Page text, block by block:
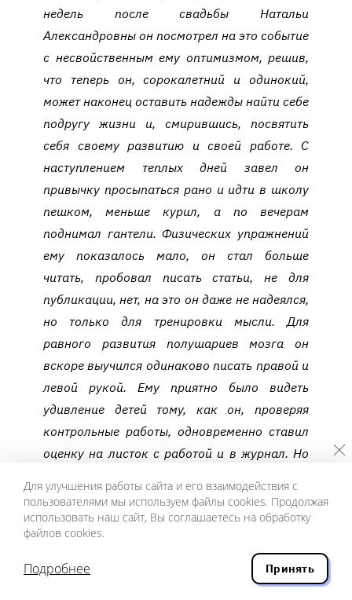
недель после свадьбы Натальи
Александровны он посмотрел на это событие
с несвойственным ему оптимизмом, решив,
что теперь он, сорокалетний и одинокий,
может наконец оставить надежды найти себе
подругу жизни и, смирившись, посвятить
себя своему развитию и своей работе. С
наступлением теплых дней завел он
привычку просыпаться рано и идти в школу
пешком, меньше курил, а по вечерам
поднимал гантели. Физических упражнений
ему показалось мало, он стал больше
читать, пробовал писать статьи, не для
публикации, нет, на это он даже не надеялся,
но только для тренировки мысли. Для
равного развития полушариев мозга он
вскоре выучился одинаково писать правой и
левой рукой. Ему приятно было видеть
удивление детей тому, как он, проверяя
контрольные работы, одновременно ставил
оценку на листок с работой и в журнал. Но
Заканчивался май, начиналась последняя
неделя школьных занятий. В классе было
душно и светло, от духоты не спасали
Для улучшения работы сайта и его взаимодействия с
пользователями мы используем файлы cookies. Продолжая
использовать наш сайт, Вы соглашаетесь на обработку
файлов cookies.
Подробнее Принять